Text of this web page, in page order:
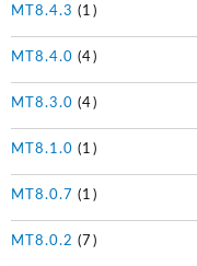
MT8.4.3 (1)
MT8.4.0 (4)
MT8.3.0 (4)
MT8.1.0 (1)
MT8.0.7 (1)
MT8.0.2 (7)